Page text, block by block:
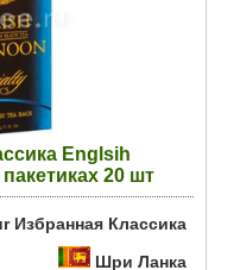
Englsih
20 шт
Избранная Классика
Шри Ланка